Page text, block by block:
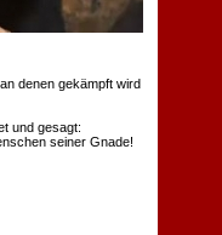
denen gekämpft wird
und gesagt:
seiner Gnade!